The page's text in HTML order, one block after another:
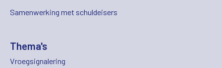
Samenwerking met schuldeisers
Thema's
Vroegsignalering